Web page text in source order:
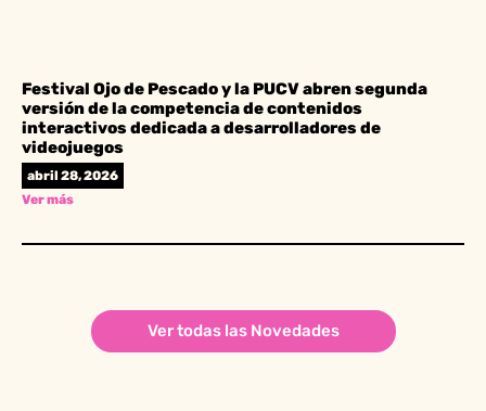
Festival Ojo de Pescado y la PUCV abren segunda
versión de la competencia de contenidos
interactivos dedicada a desarrolladores de
videojuegos
abril 28, 2026
Ver más
Ver todas las Novedades